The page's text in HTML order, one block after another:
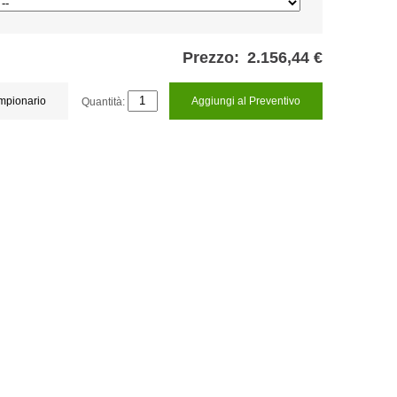
Prezzo: 2.156,44 €
Quantità: Aggiungi al Preventivo